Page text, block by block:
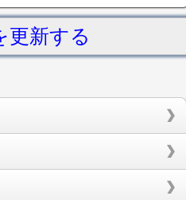
更新する